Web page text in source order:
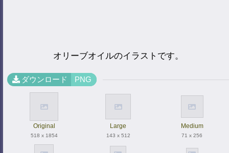
オリーブオイルのイラストです。
ダウンロード PNG
Original
518 x 1854
Large
143 x 512
Medium
71 x 256